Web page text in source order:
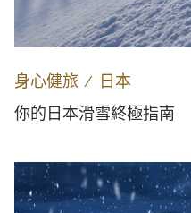
身心健旅 ∕ 日本
你的日本滑雪終極指南